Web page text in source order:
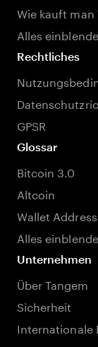
Wie kauft man
Alles
Rechtliches
GPSR
Glossar
Bitcoin 3.0
Altcoin
Wallet Address
Alles
Unternehmen
Über Tangem
Sicherheit
Internationale